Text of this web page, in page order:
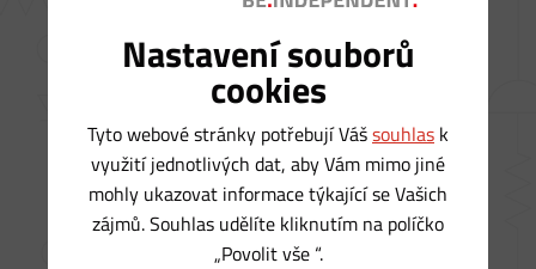
Postaráme se o vás a ke
každému ŘEŠENÍ zajistíme
Návrhtechnického
řešení
Dopravuna vaše
odběrné místo
Nastavení souborů
cookies
Tyto webové stránky potřebují Vášsouhlas k
využití jednotlivých dat, aby Vám mimo jiné
mohly ukazovat informace týkající se Vašich
zájmů. Souhlas udělíte kliknutím na políčko
„Povolit vše “.